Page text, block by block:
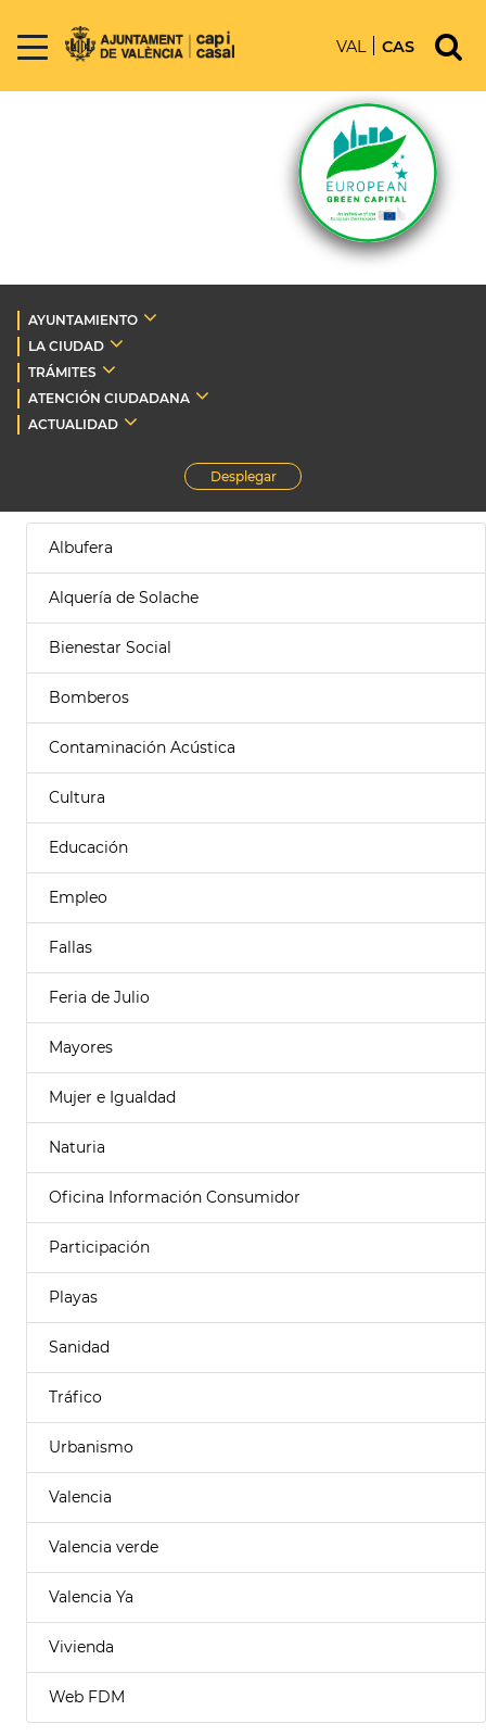
VAL CAS
AYUNTAMIENTO
LA CIUDAD
TRÁMITES
ATENCIÓN CIUDADANA
ACTUALIDAD
Desplegar
Albufera
Alquería de Solache
Bienestar Social
Bomberos
Contaminación Acústica
Cultura
Educación
Empleo
Fallas
Feria de Julio
Mayores
Mujer e Igualdad
Naturia
Oficina Información Consumidor
Participación
Playas
Sanidad
Tráfico
Urbanismo
Valencia
Valencia verde
Valencia Ya
Vivienda
Web FDM